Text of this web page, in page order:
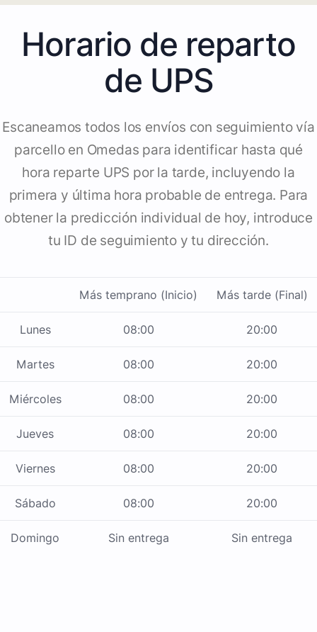
Horario de reparto
de UPS
Escaneamos todos los envíos con seguimiento vía
parcello en Omedas para identificar hasta qué
hora reparte UPS por la tarde, incluyendo la
primera y última hora probable de entrega. Para
obtener la predicción individual de hoy, introduce
tu ID de seguimiento y tu dirección.
Más temprano (Inicio) Más tarde (Final)
Lunes 08:00 20:00
Martes 08:00 20:00
Miércoles 08:00 20:00
Jueves 08:00 20:00
Viernes 08:00 20:00
Sábado 08:00 20:00
Domingo Sin entrega Sin entrega